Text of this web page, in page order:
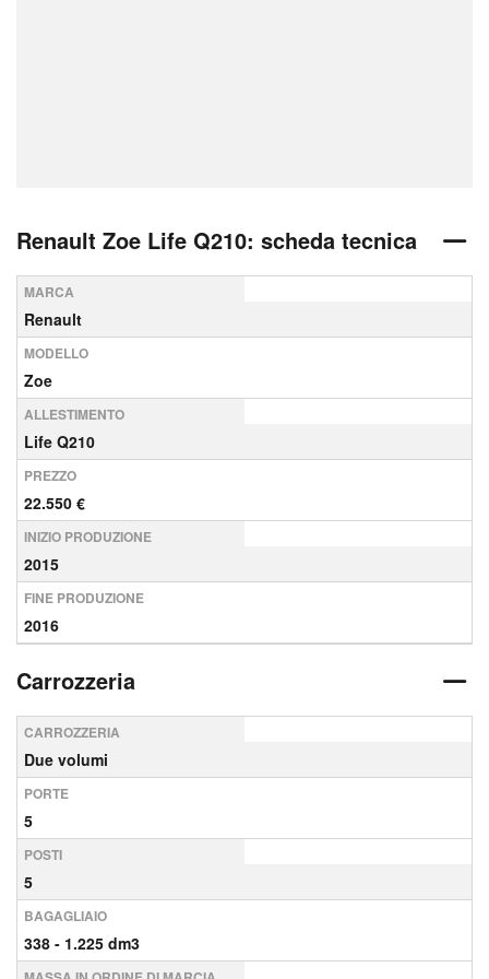
Renault Zoe Life Q210: scheda tecnica
MARCA
Renault
MODELLO
Zoe
ALLESTIMENTO
Life Q210
PREZZO
22.550 €
INIZIO PRODUZIONE
2015
FINE PRODUZIONE
2016
Carrozzeria
CARROZZERIA
Due volumi
PORTE
5
POSTI
5
BAGAGLIAIO
338 - 1.225 dm3